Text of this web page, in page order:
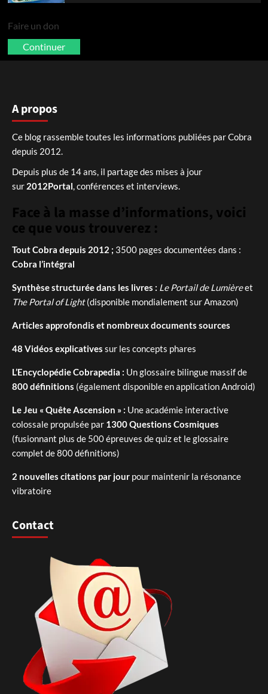
Faire un don
Continuer
A propos
Ce blog rassemble toutes les informations publiées par Cobra
depuis 2012.
Depuis plus de 14 ans, il partage des mises à jour
sur 2012Portal, conférences et interviews.
Face à la masse d’informations, voici
ce que vous trouverez :
Tout Cobra depuis 2012 ; 3500 pages documentées dans :
Cobra l’intégral
Synthèse structurée dans les livres : Le Portail de Lumièreet
The Portal of Light(disponible mondialement sur Amazon)
Articles approfondis et nombreux documents sources
48 Vidéos explicatives sur les concepts phares
L’Encyclopédie Cobrapedia : Un glossaire bilingue massif de
800 définitions (également disponible en application Android)
Le Jeu « Quête Ascension » : Une académie interactive
colossale propulsée par 1300 Questions Cosmiques
(fusionnant plus de 500 épreuves de quiz et le glossaire
complet de 800 définitions)
2 nouvelles citations par jour pour maintenir la résonance
vibratoire
Contact